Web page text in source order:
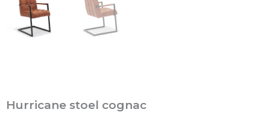
Hurricane stoel cognac